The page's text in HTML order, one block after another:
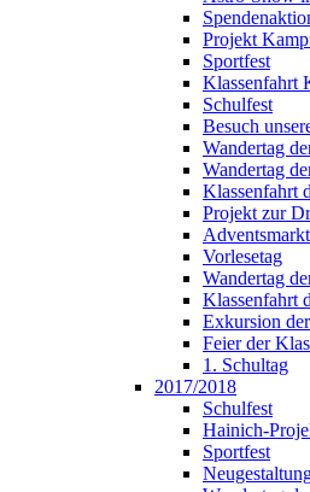
Projekt
Sportfest
Klassenfahrt
Schulfest
Besuch
Wandertag
Wandertag
Klassenfahrt
Projekt zur
Adventsmarkt
Vorlesetag
Wandertag
Klassenfahrt
Exkursion
Feier der
1. Schultag
2017/2018
Schulfest
Hainich-
Sportfest